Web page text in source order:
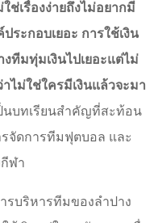
เรื่องง่ายถึงไม่อยากมี
ระกอบเยอะ การใช้เงิน
งทีมทุ่มเงินไปเยอะแต่ไม่
ไม่ใช่ใครมีเงินแล้วจะมา
นบทเรียนสำคัญที่สะท้อน
จัดการทีมฟุตบอล และ
ฬา
รบริหารทีมของลำปาง